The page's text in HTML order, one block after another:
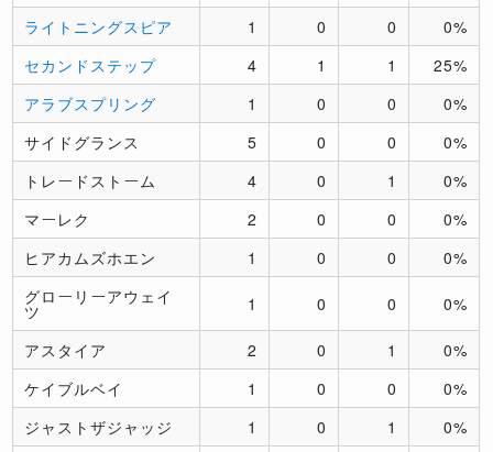
ライトニングスピア
1 0 0
0%
セカンドステップ
4 1 1
25%
アラブスプリング
1 0 0
0%
サイドグランス
5 0 0
0%
トレードストーム
4 0 1
0%
マーレク
2 0 0
0%
ヒアカムズホエン
1 0 0
0%
グローリーアウェイ
ツ 1 0 0 0%
アスタイア 2 0 1
0%
ケイブルベイ
1 0 0
0%
ジャストザジャッジ
1 0 1
0%